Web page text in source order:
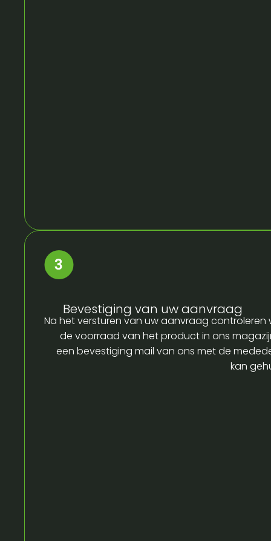
Bevestiging van uw aanvraag
Na het versturen van uw aanvraag controleren
de voorraad van het product in ons
een bevestiging mail van ons met de
kan